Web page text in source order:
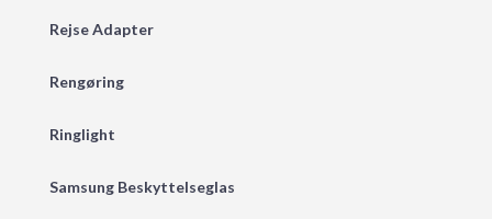
Rejse Adapter
Rengøring
Ringlight
Samsung Beskyttelseglas